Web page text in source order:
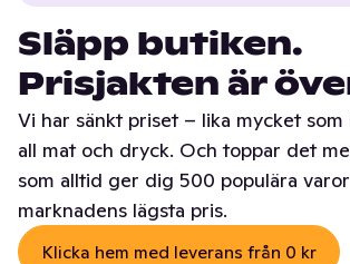
Släpp butiken.
Prisjakten är
Vi har sänkt priset – lika mycket som
all mat och dryck. Och toppar det
som alltid ger dig 500 populära
marknadens lägsta pris.
Klicka hem med leverans från 0 kr